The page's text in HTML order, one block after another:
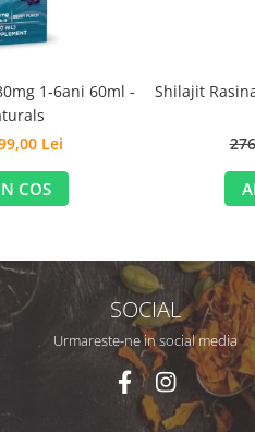
1-6ani 60ml -
Lei
COS
Shilajit
SOCIAL
Urmareste-ne in social media